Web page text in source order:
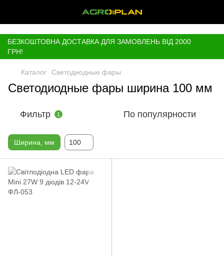
БЕЗКОШТОВНА ДОСТАВКА ДЛЯ ЗАМОВЛЕНЬ ВІД 2000
ГРН!
Каталог Светодиодные фары
Светодиодные фары ширина 100 мм
Фильтр 1 По популярности
Ширина, мм 100